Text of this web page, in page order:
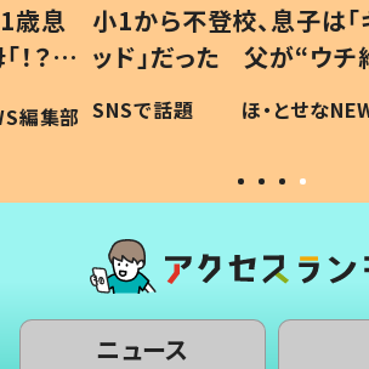
歳息
？」
編集部
小1から不登校、息子は「
ッド」だった 父が“ウチ
作り続ける理由とは #令
#令和の子
SNSで話題 ほ・とせな
ニュース